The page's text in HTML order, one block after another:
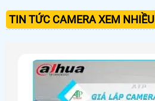
TIN TỨC CAMERA XEM NHIỀU